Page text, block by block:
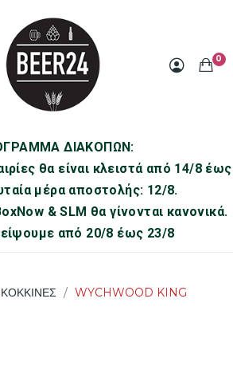
0
ΔΙΑΚΟΠΩΝ:
θα είναι κλειστά από 14/8 έως
μέρα αποστολής: 12/8.
& SLM θα γίνονται κανονικά.
από 20/8 έως 23/8
ΚΟΚΚΙΝΕΣ
WYCHWOOD KING